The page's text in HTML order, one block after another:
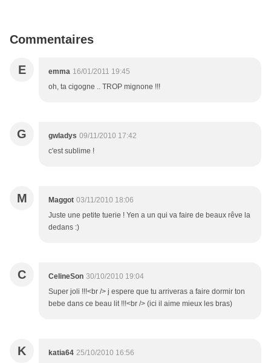
Commentaires
E emma 16/01/2011 19:45
oh, ta cigogne .. TROP mignone !!!
G gwladys 09/11/2010 17:42
c'est sublime !
M Maggot 03/11/2010 18:06
Juste une petite tuerie ! Yen a un qui va faire de beaux rêve la
dedans :)
C CelineSon 30/10/2010 19:04
Super joli !!!<br /> j espere que tu arriveras a faire dormir ton
bebe dans ce beau lit !!!<br /> (ici il aime mieux les bras)
K katia64 25/10/2010 16:56